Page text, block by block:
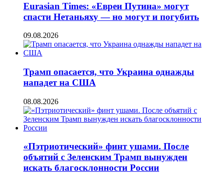
Eurasian Times: «Евреи Путина» могут
спасти Нетаньяху — но могут и погубить
09.08.2026
Трамп опасается, что Украина однажды
нападет на США
08.08.2026
«Пэтриотический» финт ушами. После
объятий с Зеленским Трамп вынужден
искать благосклонности России